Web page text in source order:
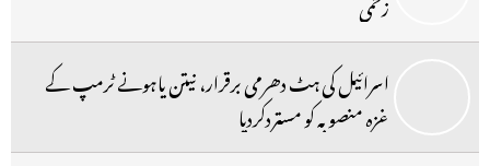
اسرائیل کی ہٹ دھرمی برقرار، نیتن یاہونے ٹرمپ کے
غزہ منصوبہ کو مستردکردیا